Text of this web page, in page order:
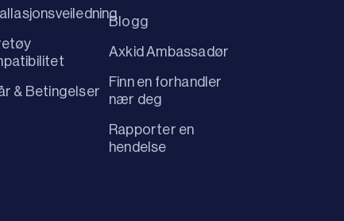
& Betingelser
Blogg
Axkid Ambassadør
Finn en forhandler
nær deg
Rapporter en
hendelse